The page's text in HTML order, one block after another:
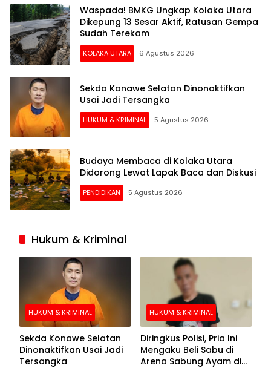
Waspada! BMKG Ungkap Kolaka Utara
Dikepung 13 Sesar Aktif, Ratusan Gempa
Sudah Terekam
KOLAKA UTARA 6 Agustus 2026
Sekda Konawe Selatan Dinonaktifkan
Usai Jadi Tersangka
HUKUM & KRIMINAL 5 Agustus 2026
Budaya Membaca di Kolaka Utara
Didorong Lewat Lapak Baca dan Diskusi
PENDIDIKAN 5 Agustus 2026
Hukum & Kriminal
HUKUM & KRIMINAL
Sekda Konawe Selatan
Dinonaktifkan Usai Jadi
Tersangka
HUKUM & KRIMINAL
Diringkus Polisi, Pria Ini
Mengaku Beli Sabu di
Arena Sabung Ayam di